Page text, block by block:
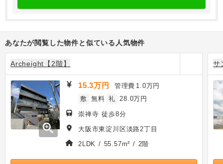
あなたが閲覧した物件と似ている人気物件
Archeight【2階】
zoom_in
15.3万円 管理費 1.0万円
敷 無料 礼 28.0万円
崇禅寺 徒歩8分
大阪市東淀川区淡路2丁目
2LDK / 55.57m² / 2階
サ